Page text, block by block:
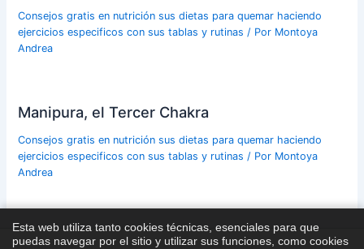
Consejos gratis en nutrición sus dietas para quemar haciendo
ejercicios especificos con sus tablas y rutinas / Por Montoya
Andrea
Manipura, el Tercer Chakra
Consejos gratis en nutrición sus dietas para quemar haciendo
ejercicios especificos con sus tablas y rutinas / Por Montoya
Andrea
Esta web utiliza tanto cookies técnicas, esenciales para que
puedas navegar por el sitio y utilizar sus funciones, como cookies